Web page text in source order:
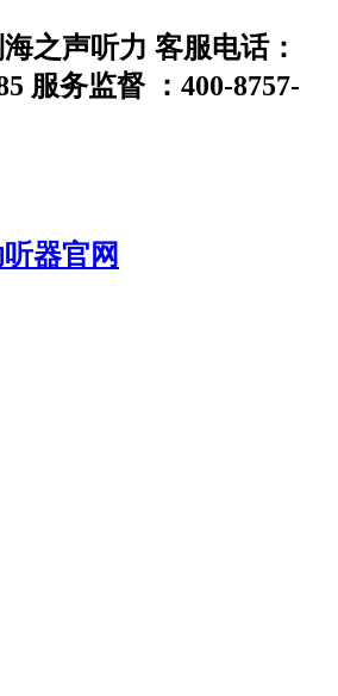
之声听力 客服电话：
服务监督 ：400-8757-